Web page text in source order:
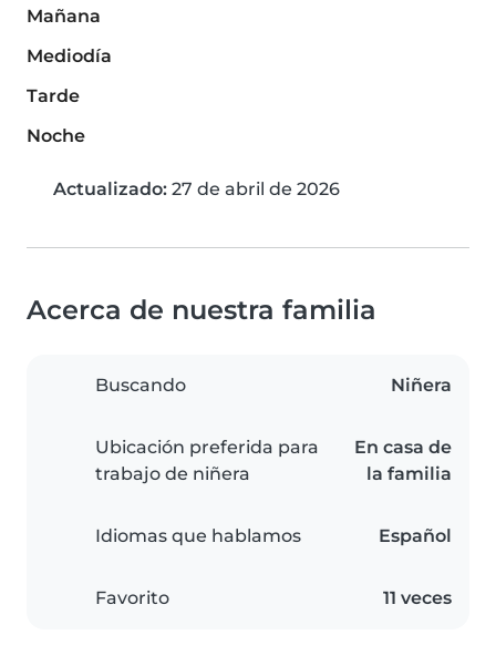
Mañana
Mediodía
Tarde
Noche
Actualizado: 27 de abril de 2026
Acerca de nuestra familia
Buscando Niñera
Ubicación preferida para
trabajo de niñera
En casa de
la familia
Idiomas que hablamos Español
Favorito 11 veces